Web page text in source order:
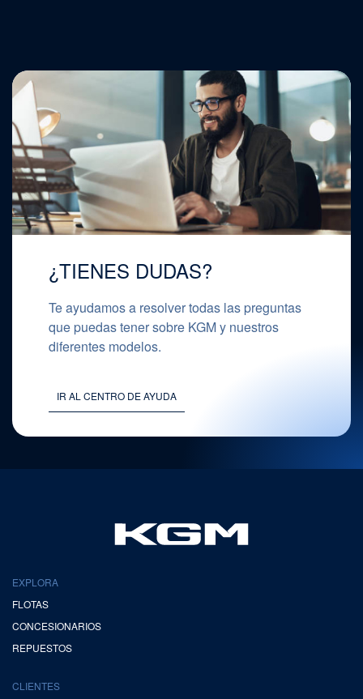
¿TIENES DUDAS?
Te ayudamos a resolver todas las preguntas
que puedas tener sobre KGM y nuestros
diferentes modelos.
IR AL CENTRO DE AYUDA
EXPLORA
FLOTAS
CONCESIONARIOS
REPUESTOS
CLIENTES